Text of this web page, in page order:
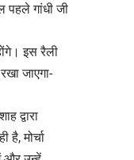
पहले गांधी जी
इस रैली
जाएगा-
द्वारा
मोर्चा